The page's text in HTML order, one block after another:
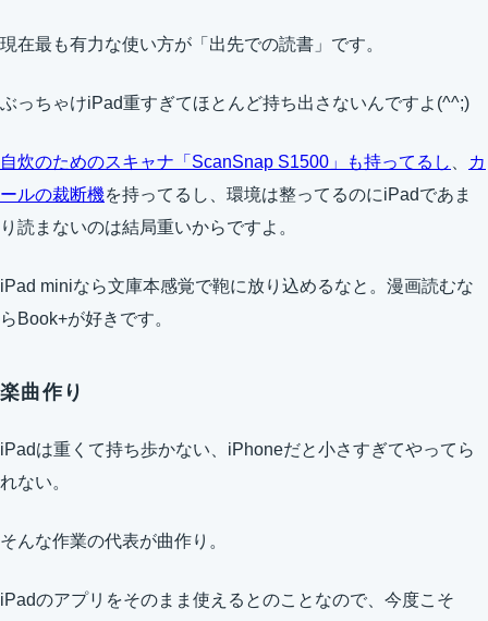
現在最も有力な使い方が「出先での読書」です。
ぶっちゃけiPad重すぎてほとんど持ち出さないんですよ(^^;)
自炊のためのスキャナ「ScanSnap S1500」も持ってるし
カ
ールの裁断機を持ってるし、環境は整ってるのにiPadであま
り読まないのは結局重いからですよ。
iPad miniなら文庫本感覚で鞄に放り込めるなと。漫画読むな
らBook+が好きです。
楽曲作り
iPadは重くて持ち歩かない、iPhoneだと小さすぎてやってら
れない。
そんな作業の代表が曲作り。
iPadのアプリをそのまま使えるとのことなので、今度こそ